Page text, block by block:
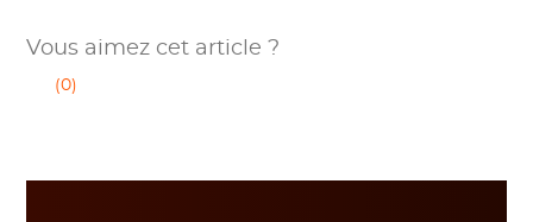
Vous aimez cet article ?
(0)